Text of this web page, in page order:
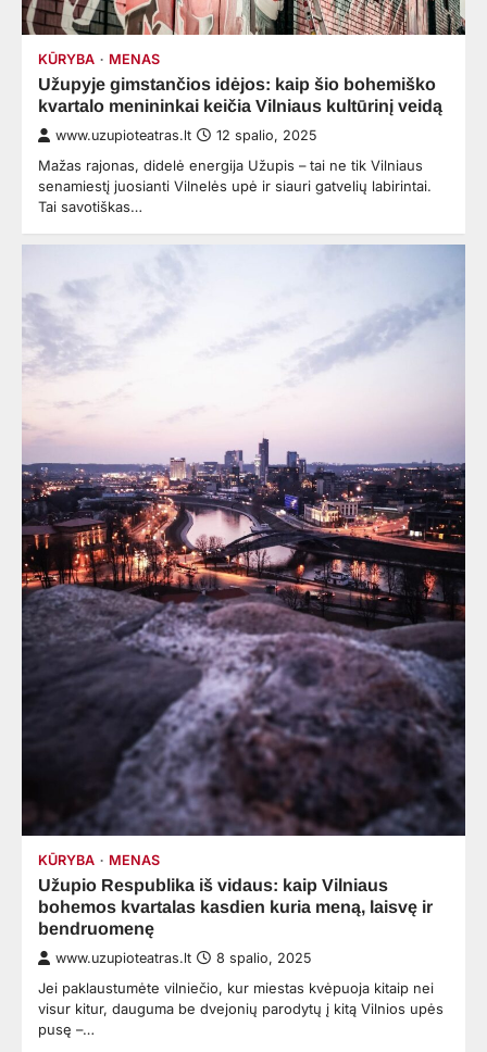
KŪRYBA MENAS
Užupyje gimstančios idėjos: kaip šio bohemiško
kvartalo menininkai keičia Vilniaus kultūrinį veidą
www.uzupioteatras.lt 12 spalio, 2025
Mažas rajonas, didelė energija Užupis – tai ne tik Vilniaus
senamiestį juosianti Vilnelės upė ir siauri gatvelių labirintai.
Tai savotiškas…
KŪRYBA MENAS
Užupio Respublika iš vidaus: kaip Vilniaus
bohemos kvartalas kasdien kuria meną, laisvę ir
bendruomenę
www.uzupioteatras.lt 8 spalio, 2025
Jei paklaustumėte vilniečio, kur miestas kvėpuoja kitaip nei
visur kitur, dauguma be dvejonių parodytų į kitą Vilnios upės
pusę –…